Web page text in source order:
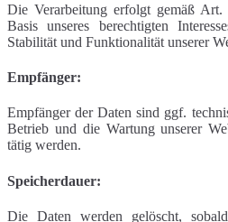
Die Verarbeitung erfolgt gemäß
Basis unseres berechtigten
Stabilität und Funktionalität unserer
Empfänger:
Empfänger der Daten sind ggf.
Betrieb und die Wartung unserer
tätig werden.
Speicherdauer:
Die Daten werden gelöscht,